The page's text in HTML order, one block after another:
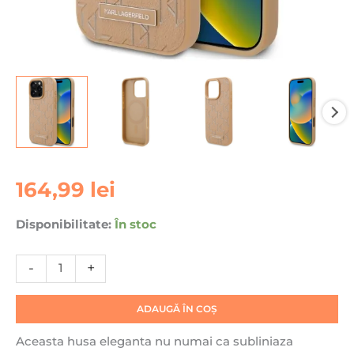
164,99 lei
Disponibilitate: În stoc
-
Cantitate
Husa
iPhone
16
Pro
Karl
Leather
Monogram
+
ADAUGĂ ÎN COȘ
Aceasta husa eleganta nu numai ca subliniaza